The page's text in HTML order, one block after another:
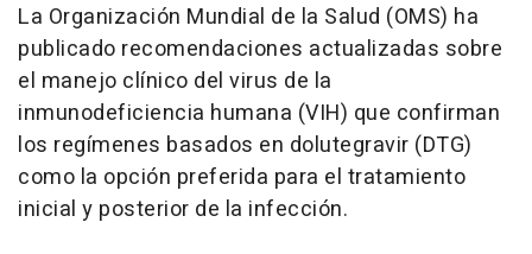
La Organización Mundial de la Salud (OMS) ha
publicado recomendaciones actualizadas sobre
el manejo clínico del virus de la
inmunodeficiencia humana (VIH) que confirman
los regímenes basados en dolutegravir (DTG)
como la opción preferida para el tratamiento
inicial y posterior de la infección.